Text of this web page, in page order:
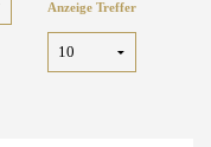
Anzeige Treffer